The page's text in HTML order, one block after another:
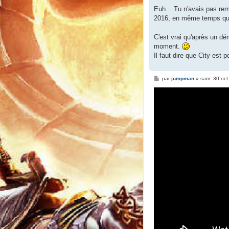
Euh... Tu n'avais pas
2016, en même temps
C'est vrai qu'après un
moment.
Il faut dire que City est
Mparjumpman» sam. 30